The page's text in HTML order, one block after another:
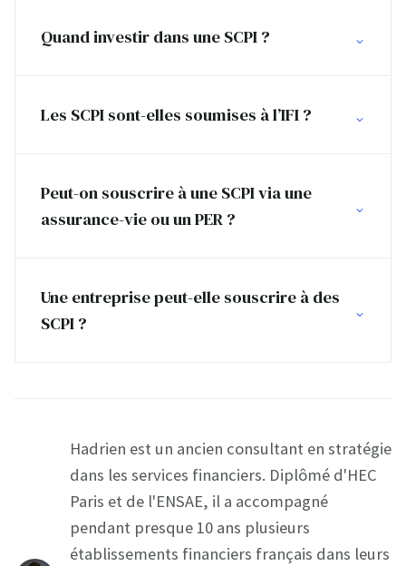
Quand investir dans une SCPI ?
Les SCPI sont-elles soumises à l’IFI ?
Peut-on souscrire à une SCPI via une
assurance-vie ou un PER ?
Une entreprise peut-elle souscrire à des
SCPI ?
Hadrien est un ancien consultant en stratégie
dans les services financiers. Diplômé d'HEC
Paris et de l'ENSAE, il a accompagné
pendant presque 10 ans plusieurs
établissements financiers français dans leurs